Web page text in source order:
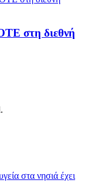
στη διεθνή